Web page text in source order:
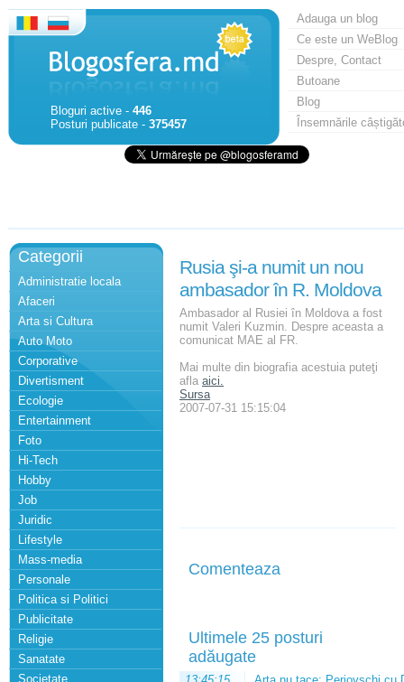
Bloguri active - 446
Posturi publicate - 375457
Adauga un blog
Ce este un WeBlog
Despre, Contact
Butoane
Blog
Însemnările
Categorii
Administratie locala
Afaceri
Arta si Cultura
Auto Moto
Corporative
Divertisment
Ecologie
Entertainment
Foto
Hi-Tech
Hobby
Job
Juridic
Lifestyle
Mass-media
Personale
Politica si Politici
Publicitate
Religie
Sanatate
Societate
Rusia şi-a numit un nou
ambasador în R. Moldova
Ambasador al Rusiei în Moldova a fost
numit Valeri Kuzmin. Despre aceasta a
comunicat MAE al FR.
Mai multe din biografia acestuia puteţi
afla aici.
Sursa
2007-07-31 15:15:04
Comenteaza
Ultimele 25 posturi
adăugate